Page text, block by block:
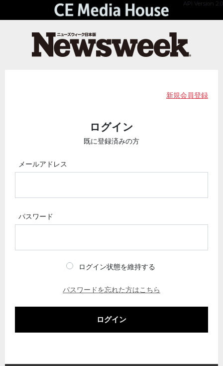
API Version 2.0
新規会員登録
ログイン
既に登録済みの方
メールアドレス
パスワード
ログイン状態を維持する
パスワードを忘れた方はこちら
ログイン